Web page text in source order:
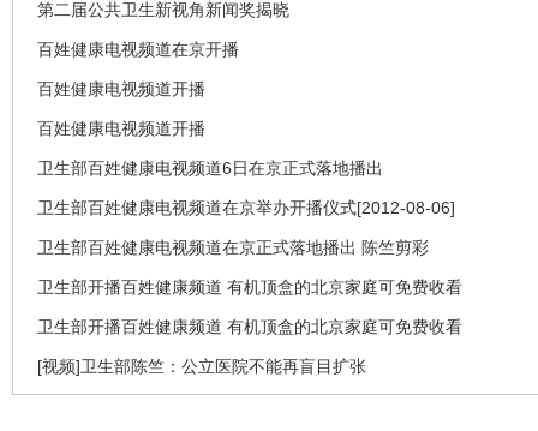
第二届公共卫生新视角新闻奖揭晓
百姓健康电视频道在京开播
百姓健康电视频道开播
百姓健康电视频道开播
卫生部百姓健康电视频道6日在京正式落地播出
卫生部百姓健康电视频道在京举办开播仪式[2012-08-06]
卫生部百姓健康电视频道在京正式落地播出 陈竺剪彩
卫生部开播百姓健康频道 有机顶盒的北京家庭可免费收看
卫生部开播百姓健康频道 有机顶盒的北京家庭可免费收看
[视频]卫生部陈竺：公立医院不能再盲目扩张